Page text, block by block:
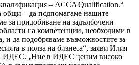
– ACCA Qualification.“
– да подпомагаме нашите
за придобиване на задълбочени
на компетенции, необходими в
и да подобряваме възможностите за
в полза на бизнеса“, заяви Илия
ИДЕС. „Ние в ИДЕС ценим високо